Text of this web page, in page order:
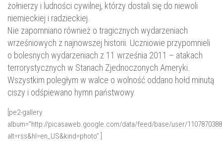
żołnierzy i ludności cywilnej, którzy dostali się do niewoli
niemieckiej i radzieckiej.
Nie zapomniano również o tragicznych wydarzeniach
wrześniowych z najnowszej historii. Uczniowie przypomnieli
o bolesnych wydarzeniach z 11 września 2011 – atakach
terrorystycznych w Stanach Zjednoczonych Ameryki.
Wszystkim poległym w walce o wolność oddano hołd minutą
ciszy i odśpiewano hymn państwowy.
[pe2-gallery
album=”http://picasaweb.google.com/data/feed/base/user/
alt=rss&hl=en_US&kind=photo” ]